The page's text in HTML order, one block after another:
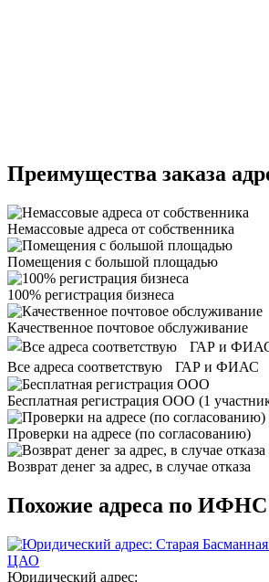
Преимущества заказа
Немассовые адреса от собственника
Помещения с большой площадью
100% регистрация бизнеса
Качественное почтовое обслуживание
Все адреса соответствую ГАР и ФИАС
Бесплатная регистрация ООО (1
Проверки на адресе (по согласованию)
Возврат денег за адрес, в случае отказа
Похожие адреса по ИФНС
ЦАО
Юридический адрес: